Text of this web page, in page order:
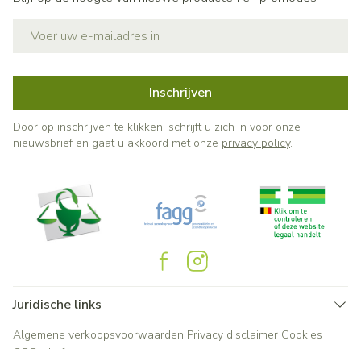
Inschrijven
Door op inschrijven te klikken, schrijft u zich in voor onze
nieuwsbrief en gaat u akkoord met onze privacy policy.
Juridische links
Algemene verkoopsvoorwaarden Privacy disclaimer Cookies